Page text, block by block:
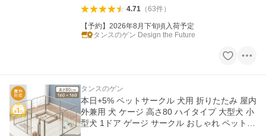
4.71（63件）
【予約】2026年8月下旬頃入荷予定
タンスのゲン Design the Future
タンスのゲン
本日+5% ペットサークル 犬用 折りたたみ 屋内
外兼用 犬 ケージ 高さ80 ハイタイプ 大型犬 小
型犬 1ドア ゲージ サークル おしゃれ ペットフ